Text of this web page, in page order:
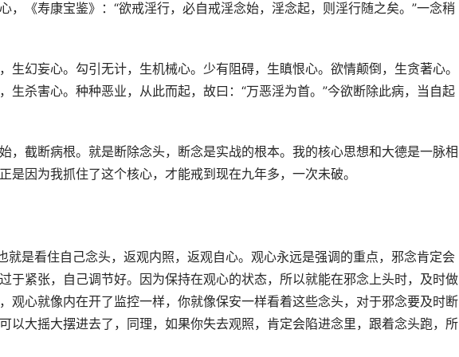
，《寿康宝鉴》：“欲戒淫行，必自戒淫念始，淫念起，则淫行随之矣。”一念稍
生幻妄心。勾引无计，生机械心。少有阻碍，生瞋恨心。欲情颠倒，生贪著心。
生杀害心。种种恶业，从此而起，故曰：“万恶淫为首。”今欲断除此病，当自起
截断病根。就是断除念头，断念是实战的根本。我的核心思想和大德是一脉相
是因为我抓住了这个核心，才能戒到现在九年多，一次未破。
就是看住自己念头，返观内照，返观自心。观心永远是强调的重点，邪念肯定会
于紧张，自己调节好。因为保持在观心的状态，所以就能在邪念上头时，及时做
观心就像内在开了监控一样，你就像保安一样看着这些念头，对于邪念要及时断
以大摇大摆进去了，同理，如果你失去观照，肯定会陷进念里，跟着念头跑，所